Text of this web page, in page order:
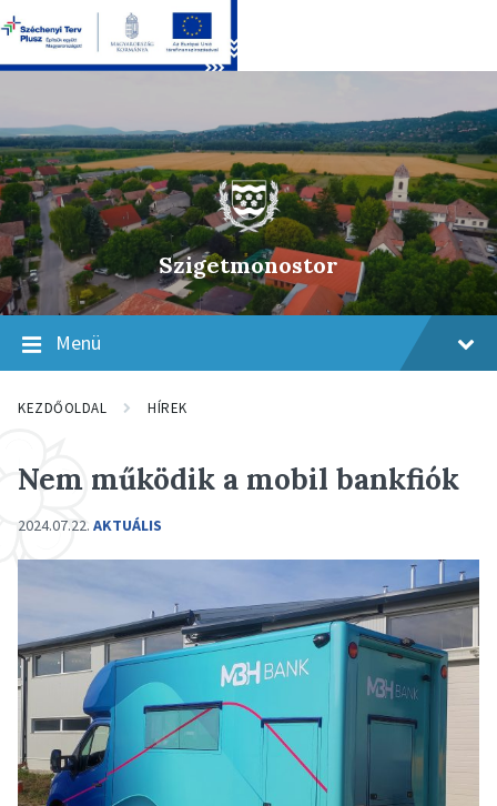
content
main
navigation
footer
Szigetmonostor
Menü
KEZDŐOLDAL HÍREK
Nem működik a mobil bankfiók
2024.07.22. AKTUÁLIS